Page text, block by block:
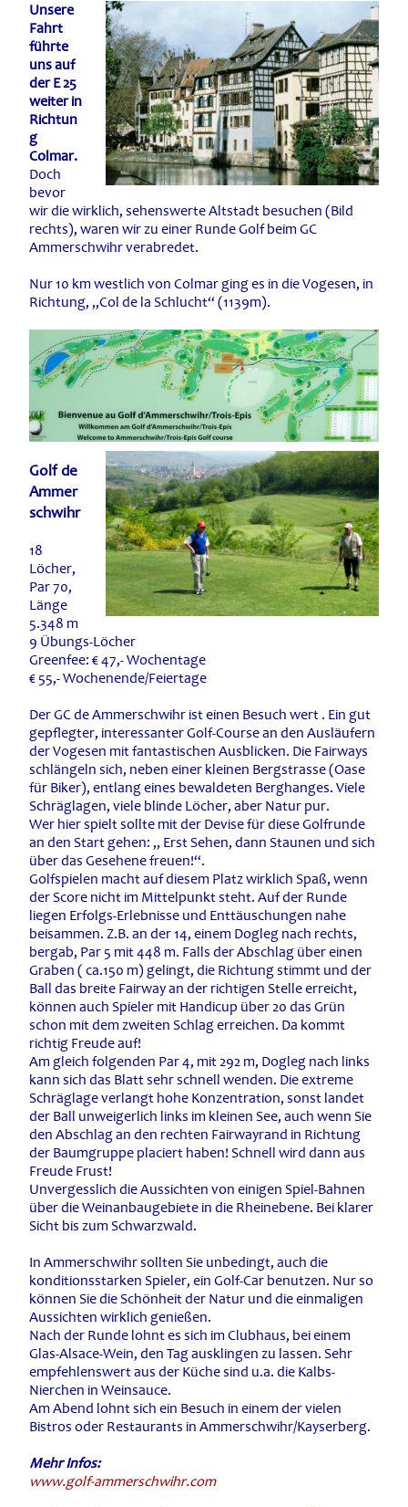
Unsere
Fahrt
führte
uns auf
der E 25
weiter in
Richtun
g
Colmar.
Doch
bevor
wir die wirklich, sehenswerte Altstadt besuchen (Bild
rechts), waren wir zu einer Runde Golf beim GC
Ammerschwihr verabredet.
Nur 10 km westlich von Colmar ging es in die Vogesen, in
Richtung, „Col de la Schlucht“ (1139m).
Golf de
Ammer
schwihr
18
Löcher,
Par 70,
Länge
5.348 m
9 Übungs-Löcher
Greenfee: € 47,- Wochentage
€ 55,- Wochenende/Feiertage
Der GC de Ammerschwihr ist einen Besuch wert . Ein gut
gepflegter, interessanter Golf-Course an den Ausläufern
der Vogesen mit fantastischen Ausblicken. Die Fairways
schlängeln sich, neben einer kleinen Bergstrasse (Oase
für Biker), entlang eines bewaldeten Berghanges. Viele
Schräglagen, viele blinde Löcher, aber Natur pur.
Wer hier spielt sollte mit der Devise für diese Golfrunde
an den Start gehen: „ Erst Sehen, dann Staunen und sich
über das Gesehene freuen!“.
Golfspielen macht auf diesem Platz wirklich Spaß, wenn
der Score nicht im Mittelpunkt steht. Auf der Runde
liegen Erfolgs-Erlebnisse und Enttäuschungen nahe
beisammen. Z.B. an der 14, einem Dogleg nach rechts,
bergab, Par 5 mit 448 m. Falls der Abschlag über einen
Graben ( ca.150 m) gelingt, die Richtung stimmt und der
Ball das breite Fairway an der richtigen Stelle erreicht,
können auch Spieler mit Handicup über 20 das Grün
schon mit dem zweiten Schlag erreichen. Da kommt
richtig Freude auf!
Am gleich folgenden Par 4, mit 292 m, Dogleg nach links
kann sich das Blatt sehr schnell wenden. Die extreme
Schräglage verlangt hohe Konzentration, sonst landet
der Ball unweigerlich links im kleinen See, auch wenn Sie
den Abschlag an den rechten Fairwayrand in Richtung
der Baumgruppe placiert haben! Schnell wird dann aus
Freude Frust!
Unvergesslich die Aussichten von einigen Spiel-Bahnen
über die Weinanbaugebiete in die Rheinebene. Bei klarer
Sicht bis zum Schwarzwald.
In Ammerschwihr sollten Sie unbedingt, auch die
konditionsstarken Spieler, ein Golf-Car benutzen. Nur so
können Sie die Schönheit der Natur und die einmaligen
Aussichten wirklich genießen.
Nach der Runde lohnt es sich im Clubhaus, bei einem
Glas-Alsace-Wein, den Tag ausklingen zu lassen. Sehr
empfehlenswert aus der Küche sind u.a. die Kalbs-
Nierchen in Weinsauce.
Am Abend lohnt sich ein Besuch in einem der vielen
Bistros oder Restaurants in Ammerschwihr/Kayserberg.
Mehr Infos:
www.golf-ammerschwihr.com